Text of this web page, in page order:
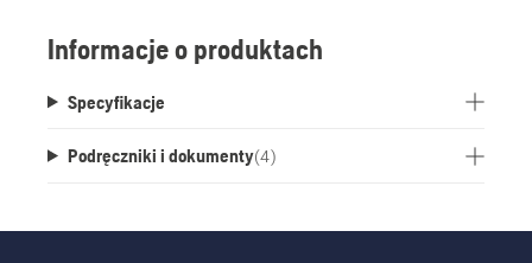
Informacje o produktach
Specyfikacje
Podręczniki i dokumenty(4)